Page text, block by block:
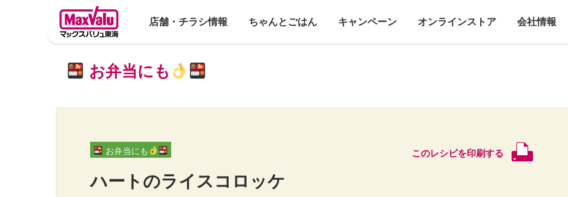
店舗・チラシ情報 ちゃんとごはん キャンペーン オンラインストア 会社情報
お弁当にも
お弁当にも このレシピを印刷する
ハートのライスコロッケ